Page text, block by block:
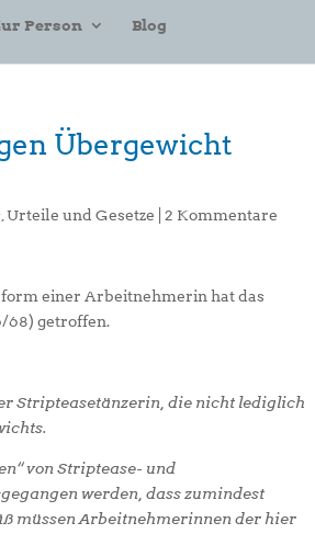
Person Blog
Übergewicht
,Urteile und Gesetze |2 Kommentare
einer Arbeitnehmerin hat das
68) getroffen.
Stripteasetänzerin, die nicht lediglich
von Striptease- und
werden, dass zumindest
müssen Arbeitnehmerinnen der hier